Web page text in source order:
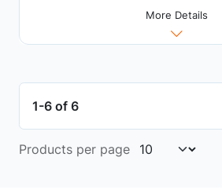
More Details
1-6 of 6
Products per page